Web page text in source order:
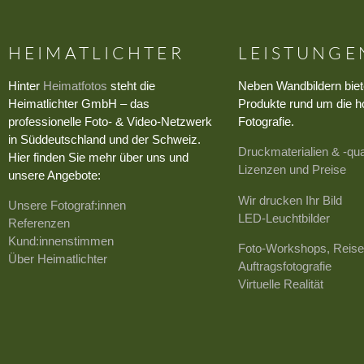
HEIMATLICHTER
Hinter Heimatfotos steht die
Heimatlichter GmbH – das
professionelle Foto- & Video-Netzwerk
in Süddeutschland und der Schweiz.
Hier finden Sie mehr über uns und
unsere Angebote:
Unsere Fotograf:innen
Referenzen
Kund:innenstimmen
Über Heimatlichter
Neben Wandbildern
Produkte rund um die
Fotografie.
Druckmaterialien & -
Lizenzen und Preise
Wir drucken Ihr Bild
LED-Leuchtbilder
Foto-Workshops,
Auftragsfotografie
Virtuelle Realität